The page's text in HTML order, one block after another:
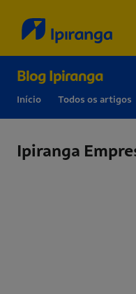
Blog Ipiranga
Início Todos os artigos
Ipiranga